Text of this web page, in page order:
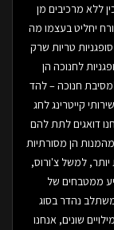
ללא מרכיבים מן
יחליט בעצמו מה
טריות שרק
לחנוכה הן
חנוכה – להד
קייטרינג לחג
דואגים לתת להם
הן מסורתיות
יותר, למשל צ'ורוס,
ממטבחים של
נהדר בסוג
שונים, אנחנו